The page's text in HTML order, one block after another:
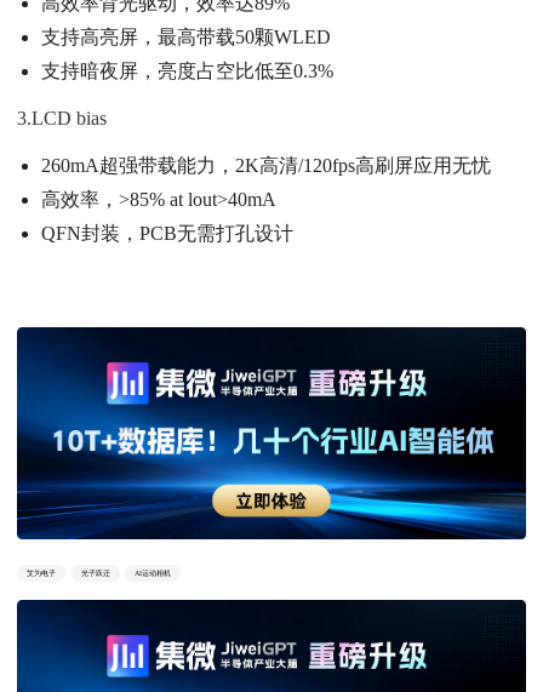
支持高亮屏，最高带载50颗WLED
支持暗夜屏，亮度占空比低至0.3%
3.LCD bias
260mA超强带载能力，2K高清/120fps高刷屏应用无忧
高效率，>85% at lout>40mA
QFN封装，PCB无需打孔设计
艾为电子 光子跃迁 AI运动相机